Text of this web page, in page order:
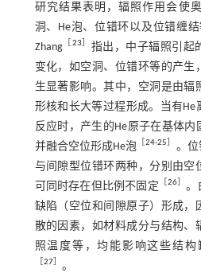
研究结果表明，辐照作用会使
洞、He泡、位错环以及位错缠
Zhang［23］ 指出，中子辐照引起
变化，如空洞、位错环等的产生
生显著影响。其中，空洞是由辐
形核和长大等过程形成。当有He
反应时，产生的He原子在基体
并融合空位形成He泡 ［24-25］ 。位
与间隙型位错环两种，分别由空
可同时存在但比例不固定 ［26］ 。
缺陷（空位和间隙原子）形成，
散的因素，如材料成分与结构、
照温度等，均能影响这些结
［27］ 。